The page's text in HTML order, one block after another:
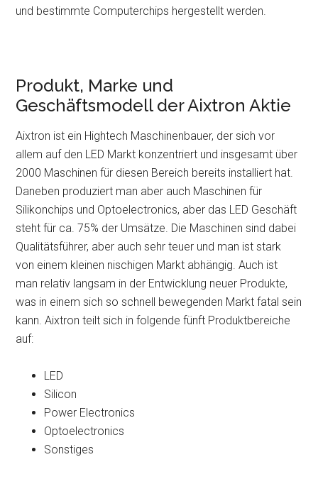
und bestimmte Computerchips hergestellt werden.
Produkt, Marke und
Geschäftsmodell der Aixtron Aktie
Aixtron ist ein Hightech Maschinenbauer, der sich vor
allem auf den LED Markt konzentriert und insgesamt über
2000 Maschinen für diesen Bereich bereits installiert hat.
Daneben produziert man aber auch Maschinen für
Silikonchips und Optoelectronics, aber das LED Geschäft
steht für ca. 75% der Umsätze. Die Maschinen sind dabei
Qualitätsführer, aber auch sehr teuer und man ist stark
von einem kleinen nischigen Markt abhängig. Auch ist
man relativ langsam in der Entwicklung neuer Produkte,
was in einem sich so schnell bewegenden Markt fatal sein
kann. Aixtron teilt sich in folgende fünft Produktbereiche
auf:
LED
Silicon
Power Electronics
Optoelectronics
Sonstiges